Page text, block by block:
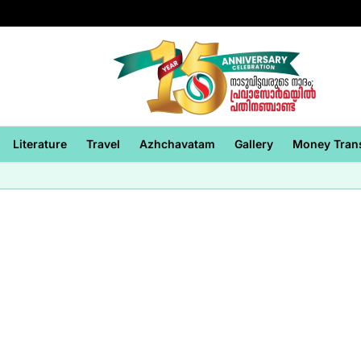
Literature Travel Azhchavatam Gallery Money